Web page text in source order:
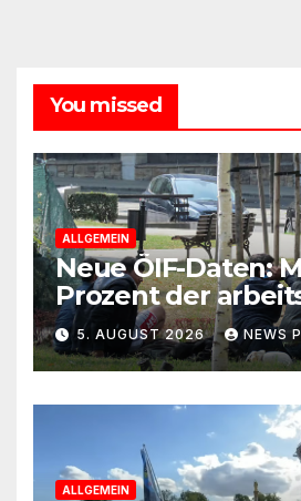
You missed
ALLGEMEIN
Neue ÖIF-Daten:
Prozent der
Ausländer leben
5. AUGUST 2026 NEWS
ALLGEMEIN